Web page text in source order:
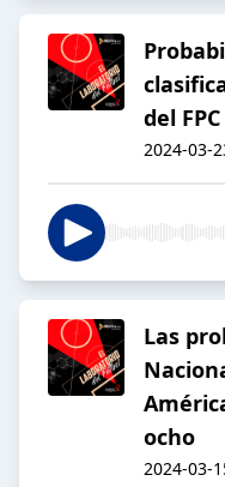
del FPC
2024-03-
Las
ocho
2024-03-